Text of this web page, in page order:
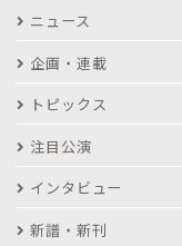
ニュース
企画・連載
トピックス
注目公演
インタビュー
新譜・新刊